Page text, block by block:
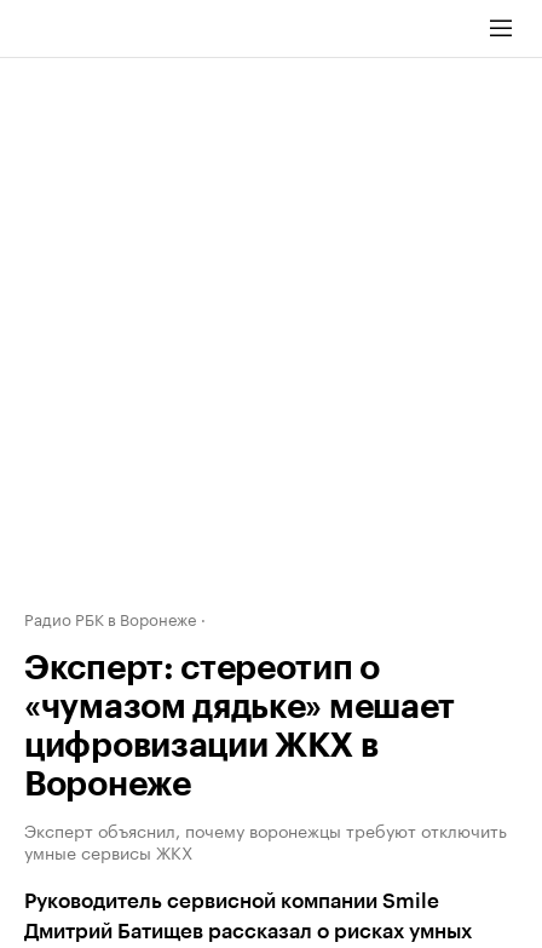
Радио РБК в Воронеже
Эксперт: стереотип о
«чумазом дядьке» мешает
цифровизации ЖКХ в
Воронеже
Эксперт объяснил, почему воронежцы требуют отключить
умные сервисы ЖКХ
Руководитель сервисной компании Smile
Дмитрий Батищев рассказал о рисках умных